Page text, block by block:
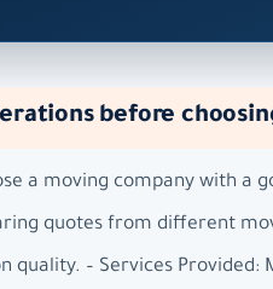
before
a moving company with a
quotes from different
– Services Provided: